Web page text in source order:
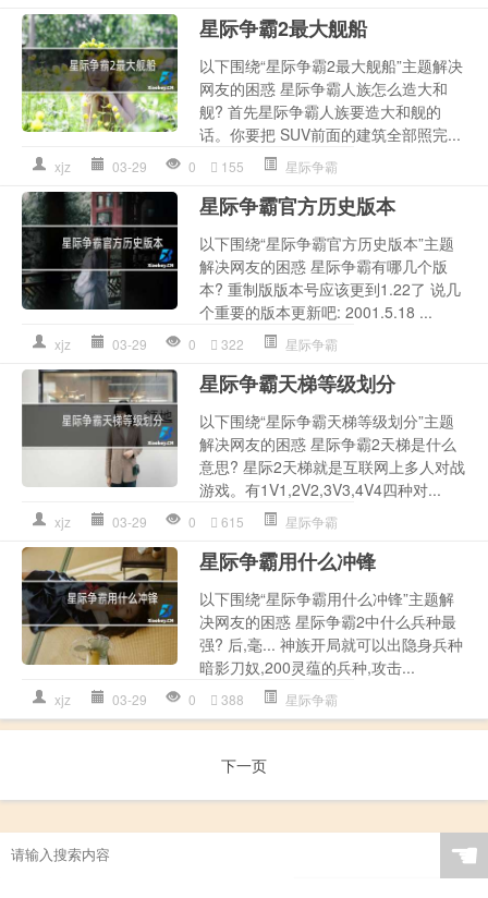
星际争霸2最大舰船
以下围绕“星际争霸2最大舰船”主题解决
网友的困惑 星际争霸人族怎么造大和
舰? 首先星际争霸人族要造大和舰的
话。你要把 SUV前面的建筑全部照完...
xjz 03-29 0 155 星际争霸
星际争霸官方历史版本
以下围绕“星际争霸官方历史版本”主题
解决网友的困惑 星际争霸有哪几个版
本? 重制版版本号应该更到1.22了 说几
个重要的版本更新吧: 2001.5.18 ...
xjz 03-29 0 322 星际争霸
星际争霸天梯等级划分
以下围绕“星际争霸天梯等级划分”主题
解决网友的困惑 星际争霸2天梯是什么
意思? 星际2天梯就是互联网上多人对战
游戏。有1V1,2V2,3V3,4V4四种对...
xjz 03-29 0 615 星际争霸
星际争霸用什么冲锋
以下围绕“星际争霸用什么冲锋”主题解
决网友的困惑 星际争霸2中什么兵种最
强? 后,毫... 神族开局就可以出隐身兵种
暗影刀奴,200灵蕴的兵种,攻击...
xjz 03-29 0 388 星际争霸
下一页
☚